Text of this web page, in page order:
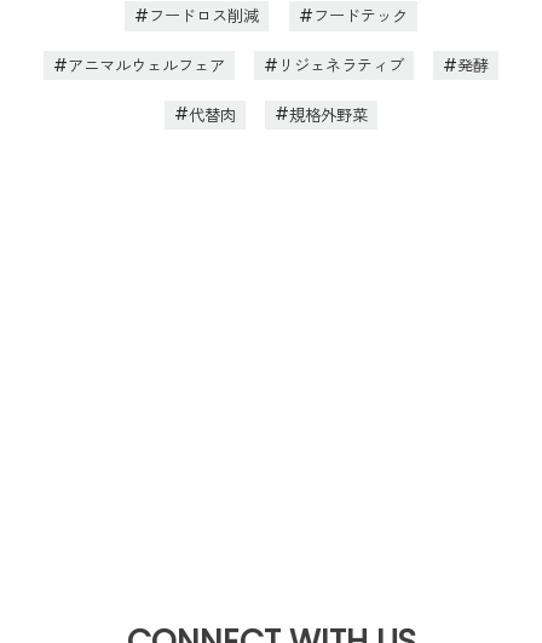
フードロス削減 フードテック
アニマルウェルフェア リジェネラティブ 発酵
代替肉 規格外野菜